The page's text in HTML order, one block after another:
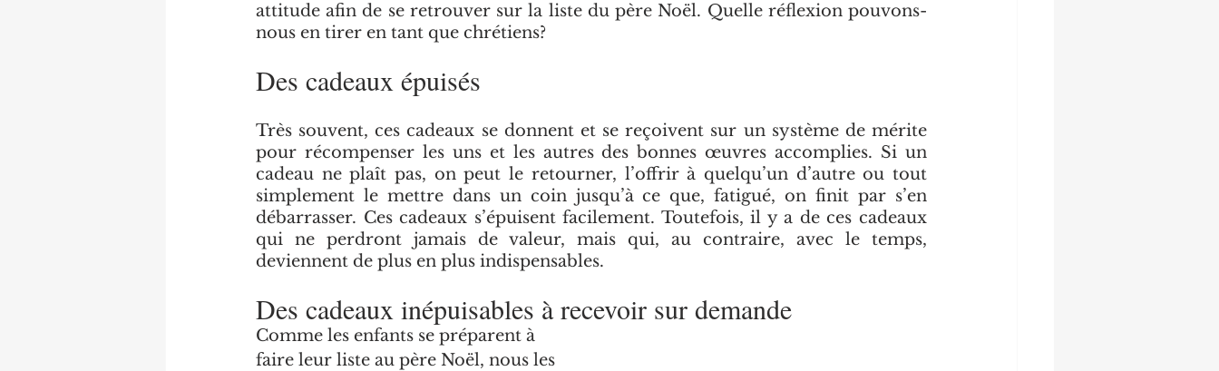
attitude afin de se retrouver sur la liste du père Noël. Quelle réflexion pouvons-
nous en tirer en tant que chrétiens?
Des cadeaux épuisés
Très souvent, ces cadeaux se donnent et se reçoivent sur un système de mérite
pour récompenser les uns et les autres des bonnes œuvres accomplies. Si un
cadeau ne plaît pas, on peut le retourner, l’offrir à quelqu’un d’autre ou tout
simplement le mettre dans un coin jusqu’à ce que, fatigué, on finit par s’en
débarrasser. Ces cadeaux s’épuisent facilement. Toutefois, il y a de ces cadeaux
qui ne perdront jamais de valeur, mais qui, au contraire, avec le temps,
deviennent de plus en plus indispensables.
Des cadeaux inépuisables à recevoir sur demande
Comme les enfants se préparent à
faire leur liste au père Noël, nous les